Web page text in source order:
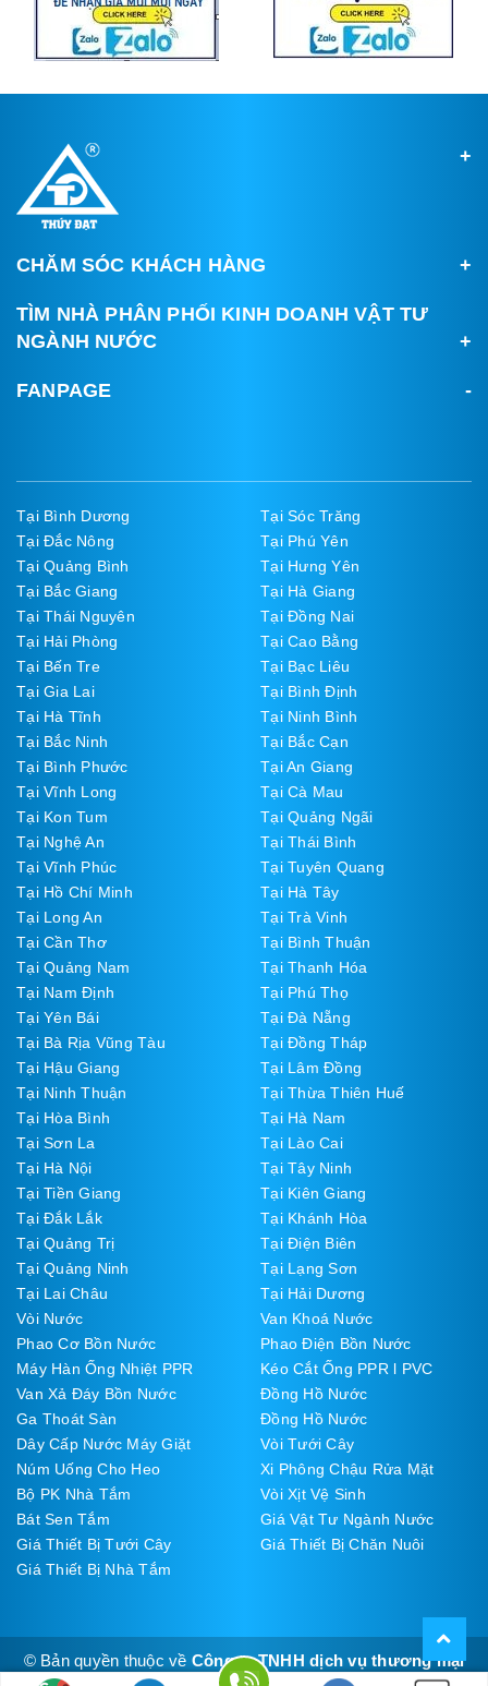
CHĂM SÓC KHÁCH HÀNG
TÌM NHÀ PHÂN PHỐI KINH DOANH VẬT TƯ
NGÀNH NƯỚC
FANPAGE
Tại Bình Dương
Tại Sóc Trăng
Tại Đắc Nông
Tại Phú Yên
Tại Quảng Bình
Tại Hưng Yên
Tại Bắc Giang
Tại Hà Giang
Tại Thái Nguyên
Tại Đồng Nai
Tại Hải Phòng
Tại Cao Bằng
Tại Bến Tre
Tại Bạc Liêu
Tại Gia Lai
Tại Bình Định
Tại Hà Tĩnh
Tại Ninh Bình
Tại Bắc Ninh
Tại Bắc Cạn
Tại Bình Phước
Tại An Giang
Tại Vĩnh Long
Tại Cà Mau
Tại Kon Tum
Tại Quảng Ngãi
Tại Nghệ An
Tại Thái Bình
Tại Vĩnh Phúc
Tại Tuyên Quang
Tại Hồ Chí Minh
Tại Hà Tây
Tại Long An
Tại Trà Vinh
Tại Cần Thơ
Tại Bình Thuận
Tại Quảng Nam
Tại Thanh Hóa
Tại Nam Định
Tại Phú Thọ
Tại Yên Bái
Tại Đà Nẵng
Tại Bà Rịa Vũng Tàu
Tại Đồng Tháp
Tại Hậu Giang
Tại Lâm Đồng
Tại Ninh Thuận
Tại Thừa Thiên Huế
Tại Hòa Bình
Tại Hà Nam
Tại Sơn La
Tại Lào Cai
Tại Hà Nội
Tại Tây Ninh
Tại Tiền Giang
Tại Kiên Giang
Tại Đắk Lắk
Tại Khánh Hòa
Tại Quảng Trị
Tại Điện Biên
Tại Quảng Ninh
Tại Lạng Sơn
Tại Lai Châu
Tại Hải Dương
Vòi Nước
Van Khoá Nước
Phao Cơ Bồn Nước
Phao Điện Bồn Nước
Máy Hàn Ống Nhiệt PPR
Kéo Cắt Ống PPR l PVC
Van Xả Đáy Bồn Nước
Đồng Hồ Nước
Ga Thoát Sàn
Đồng Hồ Nước
Dây Cấp Nước Máy Giặt
Vòi Tưới Cây
Núm Uống Cho Heo
Xi Phông Chậu Rửa Mặt
Bộ PK Nhà Tắm
Vòi Xịt Vệ Sinh
Bát Sen Tắm
Giá Vật Tư Ngành Nước
Giá Thiết Bị Tưới Cây
Giá Thiết Bị Chăn Nuôi
Giá Thiết Bị Nhà Tắm
© Bản quyền thuộc về Công ty TNHH dịch vụ thương mại